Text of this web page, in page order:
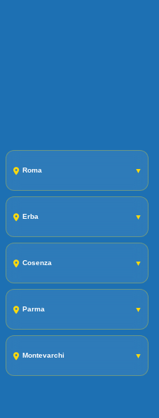
Roma ▼
Erba ▼
Cosenza ▼
Parma ▼
Montevarchi ▼